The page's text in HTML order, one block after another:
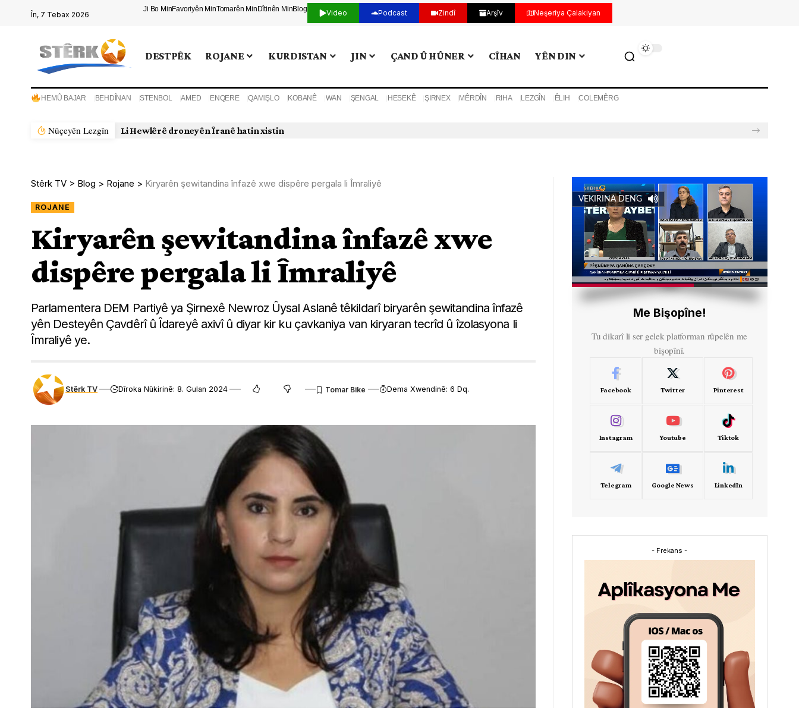
În, 7 Tebax 2026
Ji Bo MinFavoriyên MinTomarên Min Dîtinên MinBlog Video Podcast Zindî Arşîv Neşeriya Çalakiyan
DESTPÊK ROJANE KURDISTAN JIN ÇAND Û HÛNER CÎHAN YÊN DIN
HEMÛ BAJAR BEHDÎNAN STENBOL AMED ENQERE QAMIŞLO KOBANÊ WAN ŞENGAL HESEKÊ ŞIRNEX MÊRDÎN RIHA LEZGÎN ÊLIH COLEMÊRG
Nûçeyên Lezgîn Li Hewlêrê droneyên Îranê hatin xistin
Stêrk TV > Blog > Rojane > Kiryarên şewitandina înfazê xwe dispêre pergala li Îmraliyê
ROJANE
Kiryarên şewitandina înfazê xwe
dispêre pergala li Îmraliyê
Parlamentera DEM Partiyê ya Şirnexê Newroz Ûysal Aslanê têkildarî biryarên şewitandina înfazê
yên Desteyên Çavdêrî û Îdareyê axivî û diyar kir ku çavkaniya van kiryaran tecrîd û îzolasyona li
Îmraliyê ye.
Stêrk TV Dîroka Nûkirinê: 8. Gulan 2024 Dema Xwendinê: 6 Dq.
VEKIRINA DENG
Me Bişopîne!
Tu dikarî li ser gelek platforman rûpelên me
bişopînî.
Facebook Twitter Pinterest
Instagram Youtube Tiktok
Telegram Google News LinkedIn
- Frekans -